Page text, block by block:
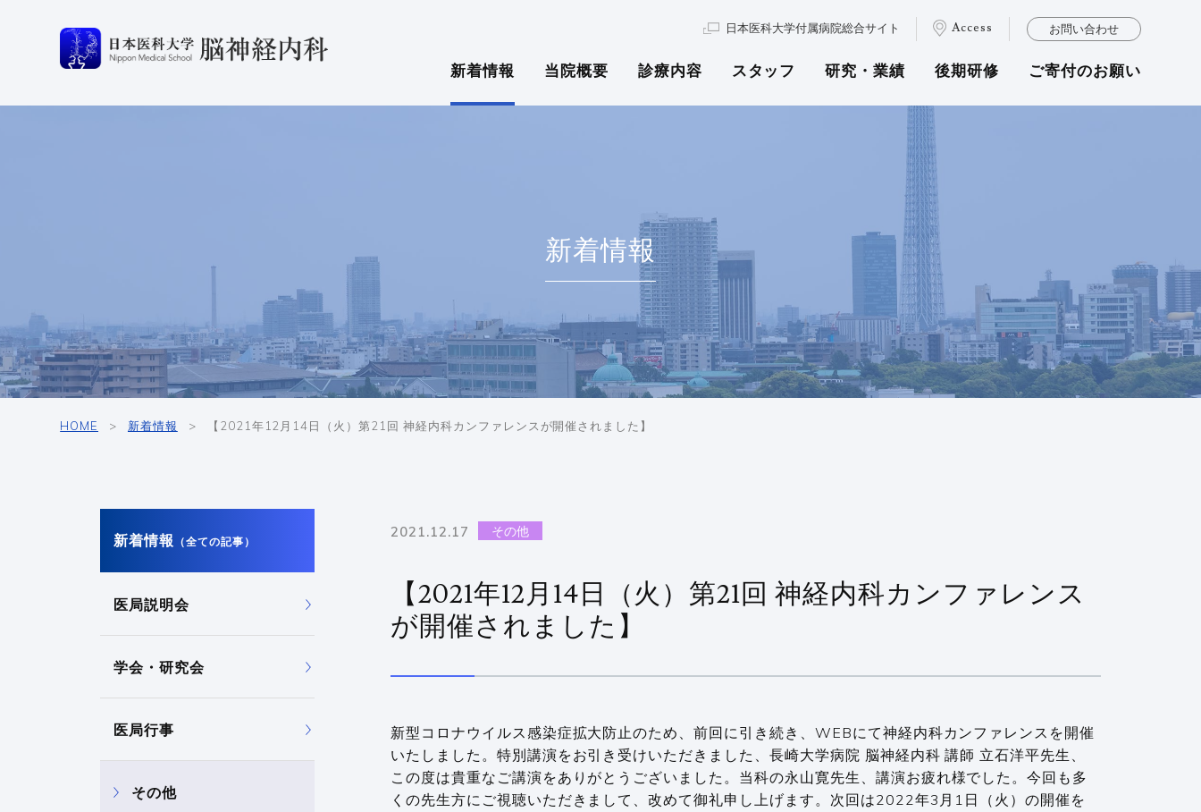
新着情報 当院概要 診療内容 スタッフ 研究・業績 後期研修 ご寄付のお願い
日本医科大学付属病院総合サイト Access お問い合わせ
新着情報
HOME 新着情報 【2021年12月14日（火）第21回 神経内科カンファレンスが開催されました】
新着情報 （全ての記事）
医局説明会
学会・研究会
医局行事
その他
2021.12.17 その他
【2021年12月14日（火）第21回 神経内科カンファレンス
が開催されました】
新型コロナウイルス感染症拡大防止のため、前回に引き続き、WEBにて神経内科カンファレンスを開催
いたしました。特別講演をお引き受けいただきました、長崎大学病院 脳神経内科 講師 立石洋平先生、
この度は貴重なご講演をありがとうございました。当科の永山寛先生、講演お疲れ様でした。今回も多
くの先生方にご視聴いただきまして、改めて御礼申し上げます。次回は2022年3月1日（火）の開催を